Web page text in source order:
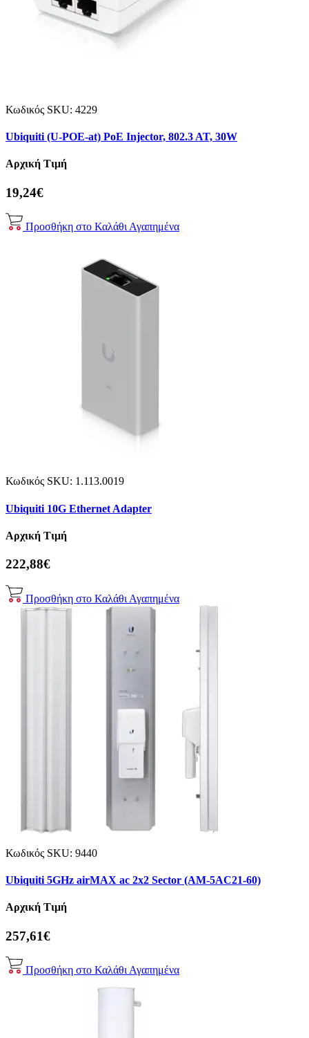
Κωδικός SKU: 4229
Ubiquiti (U-POE-at) PoE Injector, 802.3 AT, 30W
Αρχική Τιμή
19,24€
Προσθήκη στο Καλάθι Αγαπημένα
Κωδικός SKU: 1.113.0019
Ubiquiti 10G Ethernet Adapter
Αρχική Τιμή
222,88€
Προσθήκη στο Καλάθι Αγαπημένα
Κωδικός SKU: 9440
Ubiquiti 5GHz airMAX ac 2x2 Sector (AM-5AC21-60)
Αρχική Τιμή
257,61€
Προσθήκη στο Καλάθι Αγαπημένα